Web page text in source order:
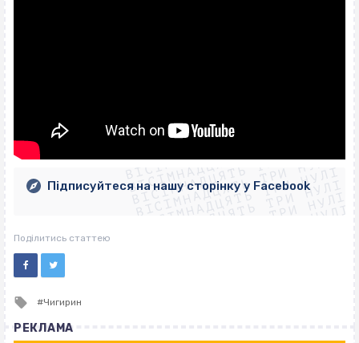
ВІСІМНАДЦЯТЬ ТРИ НУЛІ
ВІСІМНАДЦЯТЬ ТРИ НУЛІ
ВІСІМНАДЦЯТЬ ТРИ НУЛІ
ВІСІМНАДЦЯТЬ ТРИ НУЛІ
ВІСІМНАДЦЯТЬ ТРИ НУЛІ
ВІСІМНАДЦЯТЬ ТРИ НУЛІ
ВІСІМНАДЦЯТЬ ТРИ НУЛІ
ВІСІМНАДЦЯТЬ ТРИ НУЛІ
Підписуйтеся на нашу сторінку у Facebook
Поділитись статтею
Tagged
Чигирин
РЕКЛАМА